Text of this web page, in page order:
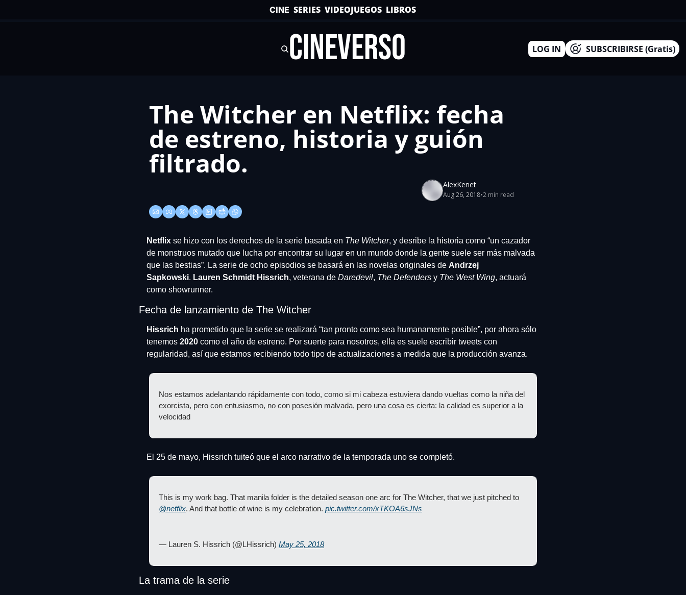
CINE SERIES VIDEOJUEGOS LIBROS
CINEVERSO LOG IN SUBSCRIBIRSE (Gratis)
The Witcher en Netflix: fecha
de estreno, historia y guión
filtrado.
AlexKenet
Aug 26, 2018•2 min read
Netflix se hizo con los derechos de la serie basada en The Witcher, y desribe la historia como “un cazador
de monstruos mutado que lucha por encontrar su lugar en un mundo donde la gente suele ser más malvada
que las bestias”. La serie de ocho episodios se basará en las novelas originales de Andrzej
Sapkowski. Lauren Schmidt Hissrich, veterana de Daredevil, The Defenders y The West Wing, actuará
como showrunner.
Fecha de lanzamiento de The Witcher
Hissrich ha prometido que la serie se realizará “tan pronto como sea humanamente posible”, por ahora sólo
tenemos 2020 como el año de estreno. Por suerte para nosotros, ella es suele escribir tweets con
regularidad, así que estamos recibiendo todo tipo de actualizaciones a medida que la producción avanza.
Nos estamos adelantando rápidamente con todo, como si mi cabeza estuviera dando vueltas como la niña del
exorcista, pero con entusiasmo, no con posesión malvada, pero una cosa es cierta: la calidad es superior a la
velocidad
El 25 de mayo, Hissrich tuiteó que el arco narrativo de la temporada uno se completó.
@netflix. And that bottle of wine is my celebration. pic.twitter.com/xTKOA6sJNs
— Lauren S. Hissrich (@LHissrich) May 25, 2018
La trama de la serie